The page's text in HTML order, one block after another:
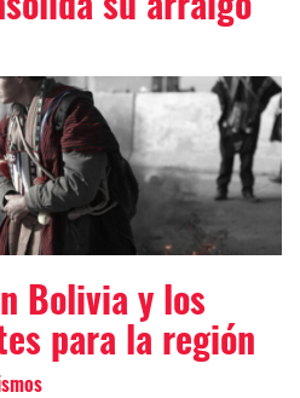
Bolivia y los
para la región